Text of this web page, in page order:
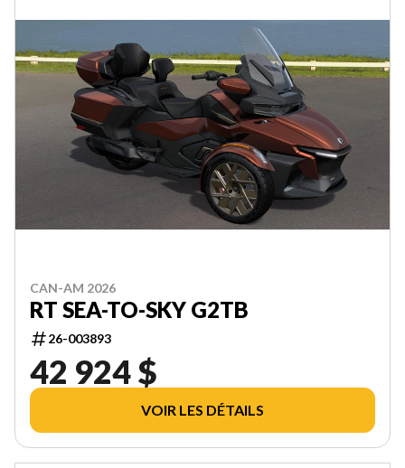
CAN-AM 2026
RT SEA-TO-SKY G2TB
26-003893
42 924 $
VOIR LES DÉTAILS